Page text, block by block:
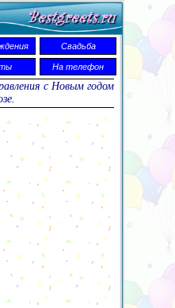
Свадьба
На телефон
с Новым годом